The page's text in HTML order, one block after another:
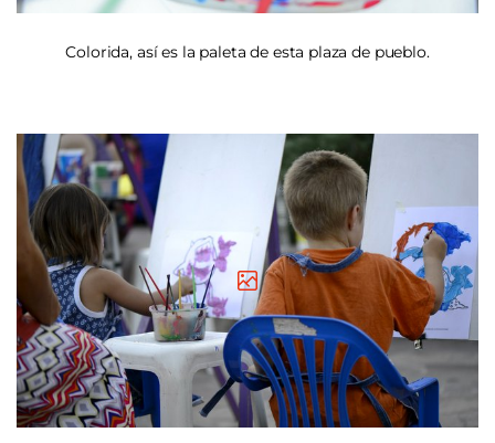
Colorida, así es la paleta de esta plaza de pueblo.